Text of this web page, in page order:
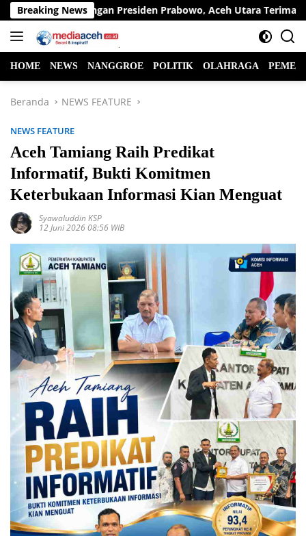
Langsung
ke
konten
Breaking News
Dukungan Presiden Prabowo, Aceh Utara Terima Bantuan
HOME NEWS NANGGROE POLITIK OLAHRAGA
Beranda NEWS FEATURE
NEWS FEATURE
Aceh Tamiang Raih Predikat
Informatif, Bukti Komitmen
Keterbukaan Informasi Kian Menguat
Syawaluddin KSP
12 Juni 2026 08:56 WIB